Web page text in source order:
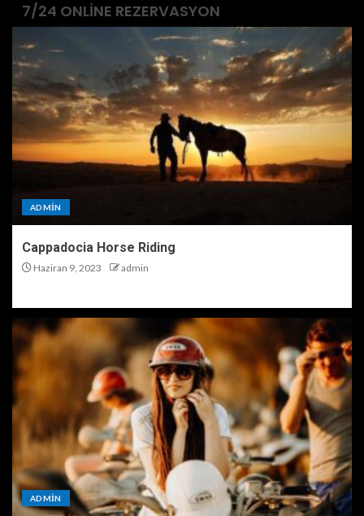
7/24 ONLINE REZERVASYON
ADMIN
Cappadocia Horse Riding
Haziran 9, 2023 admin
ADMIN